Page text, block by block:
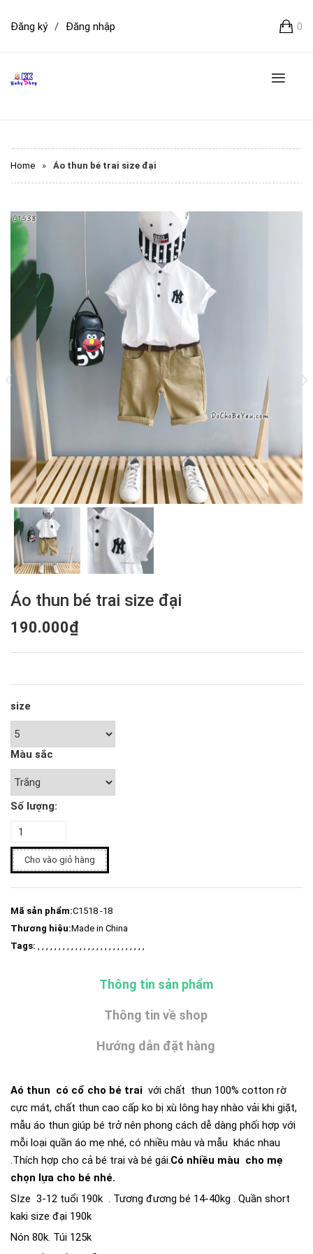
0
Đăng ký / Đăng nhập
Home » Áo thun bé trai size đại
Áo thun bé trai size đại
190.000₫
size
Màu sắc
Số lượng:
Cho vào giỏ hàng
Mã sản phẩm:C1518 -18
Thương hiệu:Made in China
Tags: , , , , , , , , , , , , , , , , , , , , , , , , , ,
Thông tin sản phẩm
Thông tin về shop
Hướng dẫn đặt hàng
Aó thun có cổ cho bé trai với chất thun 100% cotton rờ
cực mát, chất thun cao cấp ko bị xù lông hay nhào vải khi giặt,
mẫu áo thun giúp bé trở nên phong cách dễ dàng phối hợp với
mỗi loại quần áo mẹ nhé, có nhiều màu và mẫu khác nhau
.Thích hợp cho cả bé trai và bé gái.Có nhiều màu cho mẹ
chọn lựa cho bé nhé.
SIze 3-12 tuổi 190k . Tương đương bé 14-40kg . Quần short
kaki size đại 190k
Nón 80k. Túi 125k